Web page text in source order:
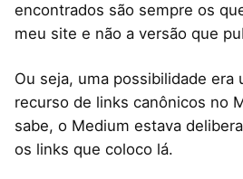
encontrados são sempre os
meu site e não a versão que
Ou seja, uma possibilidade era
recurso de links canônicos no
sabe, o Medium estava
os links que coloco lá.